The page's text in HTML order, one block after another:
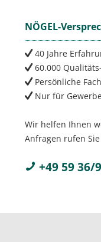
NÖGEL-
40 Jahre
60.000
Persönliche
Nur für
Wir helfen Ihnen
Anfragen rufen
+49 59 36/